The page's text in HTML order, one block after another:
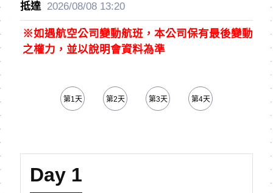
2026/08/0813:20
※如遇航空公司變動航班，本公司保有最後變動
之權力，並以說明會資料為準
第1天 第2天 第3天 第4天
Day 1